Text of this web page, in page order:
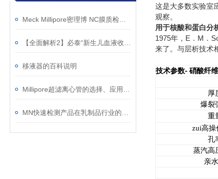
移液器的百科说明
这是大多数实验室
观察。
用于核酸和蛋白分
1975年， E ． M ．
来了。与层析技术
技术参数- 硝酸纤
厚
爆裂
重
zui高操
孔
蒸汽高
亲